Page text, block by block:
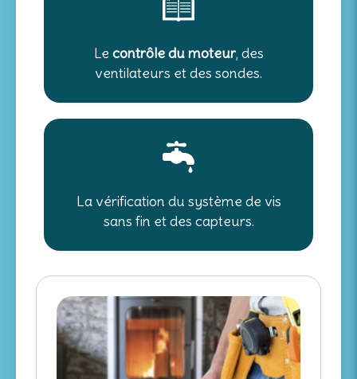
Le contrôle du moteur, des
ventilateurs et des sondes.
La vérification du système de vis
sans fin et des capteurs.